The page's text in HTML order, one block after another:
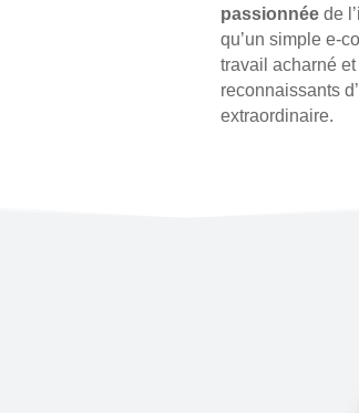
passionnéede
qu’un simple e-
travail acharné
reconnaissants
extraordinaire.